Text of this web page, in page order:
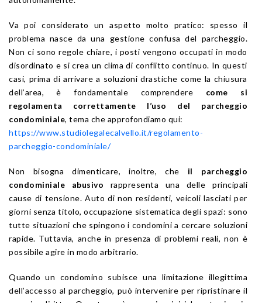
Va poi considerato un aspetto molto pratico: spesso il
problema nasce da una gestione confusa del parcheggio.
Non ci sono regole chiare, i posti vengono occupati in modo
disordinato e si crea un clima di conflitto continuo. In questi
casi, prima di arrivare a soluzioni drastiche come la chiusura
dell’area, è fondamentale comprendere come si
regolamenta correttamente l’uso del parcheggio
condominiale, tema che approfondiamo qui:
https://www.studiolegalecalvello.it/regolamento-
parcheggio-condominiale/
Non bisogna dimenticare, inoltre, che il parcheggio
condominiale abusivo rappresenta una delle principali
cause di tensione. Auto di non residenti, veicoli lasciati per
giorni senza titolo, occupazione sistematica degli spazi: sono
tutte situazioni che spingono i condomini a cercare soluzioni
rapide. Tuttavia, anche in presenza di problemi reali, non è
possibile agire in modo arbitrario.
Quando un condomino subisce una limitazione illegittima
dell’accesso al parcheggio, può intervenire per ripristinare il